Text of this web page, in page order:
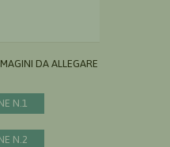
DA ALLEGARE AL
N.1
N.2